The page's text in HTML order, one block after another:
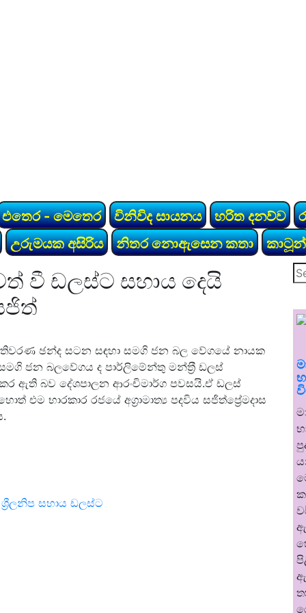
එතෙර - මෙතෙර විනිවිද සායනය හරිත දනව්ව
උරුමයක අසිරිය නිතර නොඇසෙන කතා කාටූන්
වී ඩලස්ට සහාය දෙයි
ඡන්ද සටන සඳහා සමගි ජන බල වේගයේ නායක
ජන බලවේගය ද පාර්ලිමේන්තු මන්ත‍්‍රී ඩලස්
ඇති බව දේශපාලන ආරංචිමාර්ග පවසයි.ඒ ඩලස්
භාරකාර රජයේ අග්‍රාමාත්‍ය පදවිය සජිත්ප්‍රේමදාස
සහාය ඩලස්ට